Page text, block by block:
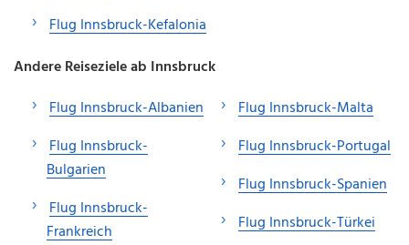
Flug Innsbruck-Kefalonia
Andere Reiseziele ab Innsbruck
Flug Innsbruck-Albanien
Flug Innsbruck-
Bulgarien
Flug Innsbruck-
Frankreich
Flug Innsbruck-Malta
Flug Innsbruck-Portugal
Flug Innsbruck-Spanien
Flug Innsbruck-Türkei